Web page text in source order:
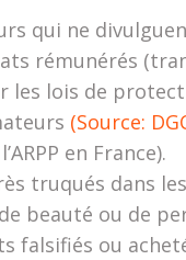
qui ne
rémunérés
les lois de
(Source:
en France).
truqués dans
beauté ou de
falsifiés ou